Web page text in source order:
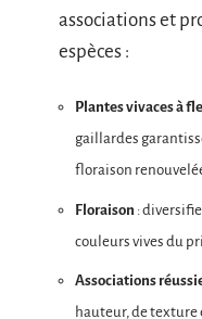
associations et
espèces :
Plantes vivaces à
gaillardes
floraison
Floraison :
couleurs vives du
Associations
hauteur, de